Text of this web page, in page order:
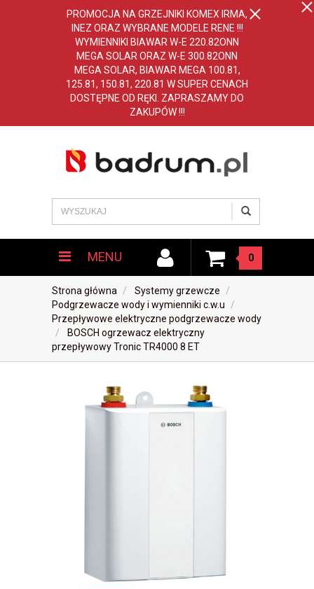
PROMOCJA NA GRZEJNIKI KOMEX IRMA,
INEZ ORAZ WYBRANE MODELE RENE !!!
WYMIENNIKI BIAWAR W-E 220.82ONN
MEGA SOLAR ORAZ W-E 300.82ONN
MEGA SOLAR, BIAWAR MEGA 100.81,
125.81, 150.81, 220.81 W SUPER CENACH
DOSTĘPNE OD RĘKI. ZAPRASZAMY DO
ZAKUPÓW !!!
MENU 0
Strona główna
Systemy grzewcze
Podgrzewacze wody i wymienniki c.w.u
Przepływowe elektryczne podgrzewacze wody
BOSCH ogrzewacz elektryczny
przepływowy Tronic TR4000 8 ET